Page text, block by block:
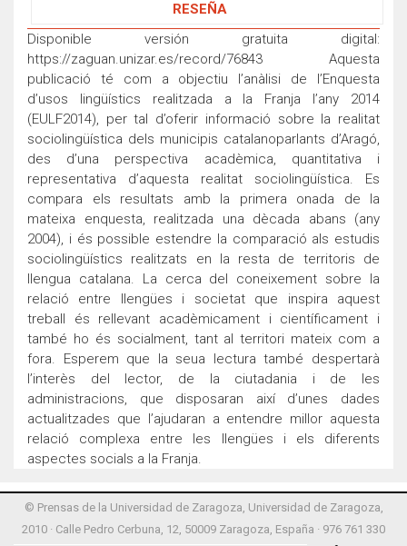
RESEÑA
Disponible versión gratuita digital:
https://zaguan.unizar.es/record/76843 Aquesta
publicació té com a objectiu l’anàlisi de l’Enquesta
d’usos lingüístics realitzada a la Franja l’any 2014
(EULF2014), per tal d’oferir informació sobre la realitat
sociolingüística dels municipis catalanoparlants d’Aragó,
des d’una perspectiva acadèmica, quantitativa i
representativa d’aquesta realitat sociolingüística. Es
compara els resultats amb la primera onada de la
mateixa enquesta, realitzada una dècada abans (any
2004), i és possible estendre la comparació als estudis
sociolingüístics realitzats en la resta de territoris de
llengua catalana. La cerca del coneixement sobre la
relació entre llengües i societat que inspira aquest
treball és rellevant acadèmicament i científicament i
també ho és socialment, tant al territori mateix com a
fora. Esperem que la seua lectura també despertarà
l’interès del lector, de la ciutadania i de les
administracions, que disposaran així d’unes dades
actualitzades que l’ajudaran a entendre millor aquesta
relació complexa entre les llengües i els diferents
aspectes socials a la Franja.
© Prensas de la Universidad de Zaragoza, Universidad de Zaragoza,
2010 · Calle Pedro Cerbuna, 12, 50009 Zaragoza, España · 976 761 330